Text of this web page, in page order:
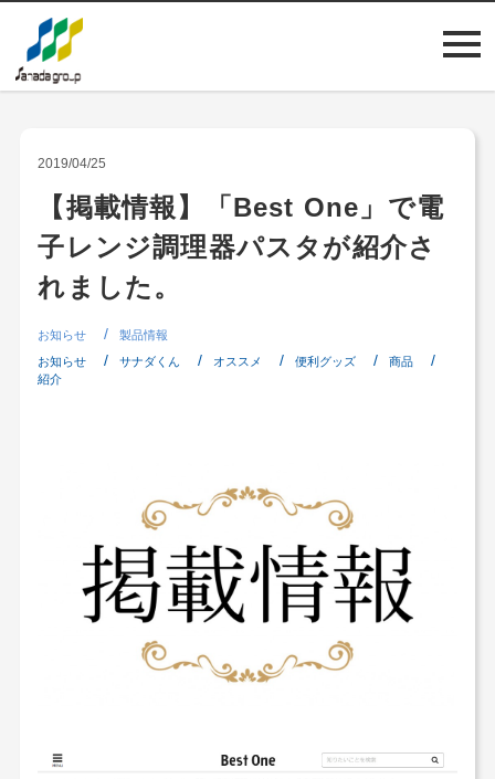
TOP>メディア
タが紹介されました。
2019/04/25
【掲載情報】「Best One」で電
子レンジ調理器パスタが紹介さ
れました。
お知らせ
製品情報
お知らせ
サナダくん オススメ 便利グッズ
商品
紹介